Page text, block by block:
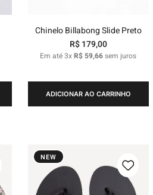
Chinelo Billabong Slide Preto
R$ 179,00
Em até3xR$ 59,66sem juros
ADICIONAR AO CARRINHO
NEW